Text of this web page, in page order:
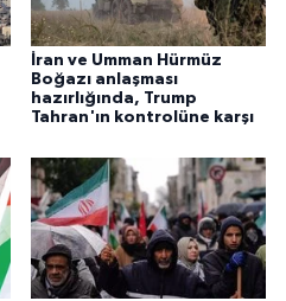
İran ve Umman Hürmüz
Boğazı anlaşması
hazırlığında, Trump
Tahran'ın kontrolüne karşı